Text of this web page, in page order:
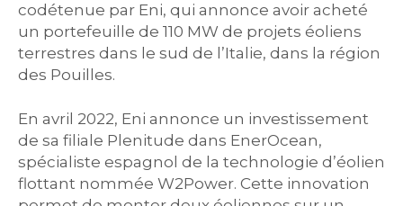
codétenue par Eni, qui annonce avoir acheté
un portefeuille de 110 MW de projets éoliens
terrestres dans le sud de l’Italie, dans la région
des Pouilles.
En avril 2022, Eni annonce un investissement
de sa filiale Plenitude dans EnerOcean,
spécialiste espagnol de la technologie d’éolien
flottant nommée W2Power. Cette innovation